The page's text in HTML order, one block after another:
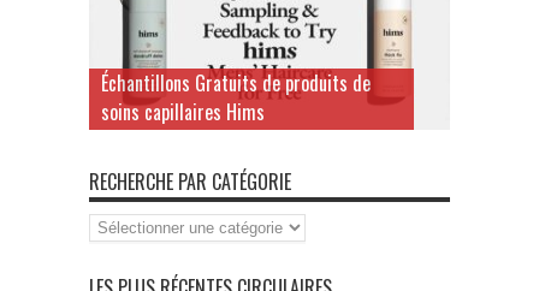
Échantillons Gratuits de produits de
soins capillaires Hims
RECHERCHE PAR CATÉGORIE
Recherche
par